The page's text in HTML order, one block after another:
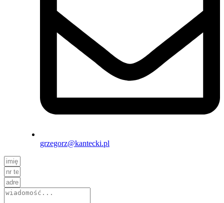
grzegorz@kantecki.pl